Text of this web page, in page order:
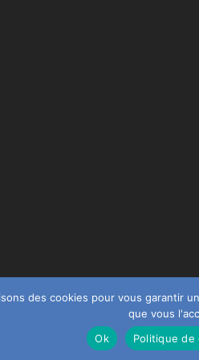
(c) 2023
des cookies pour vous
que vous
Ok
Politique